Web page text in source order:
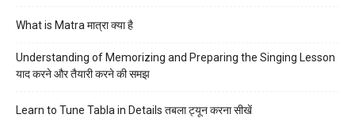
What is Matra मात्रा क्या है
Understanding of Memorizing and Preparing the Singing Lesson
याद करने और तैयारी करने की समझ
Learn to Tune Tabla in Details तबला ट्यून करना सीखें